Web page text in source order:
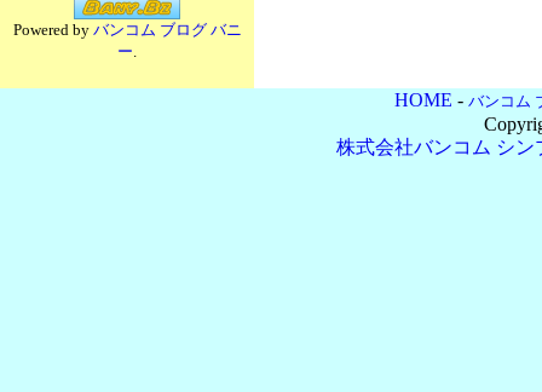
Powered by バンコム ブログ バニ
ー.
HOME - バンコム
株式会社バンコム シン